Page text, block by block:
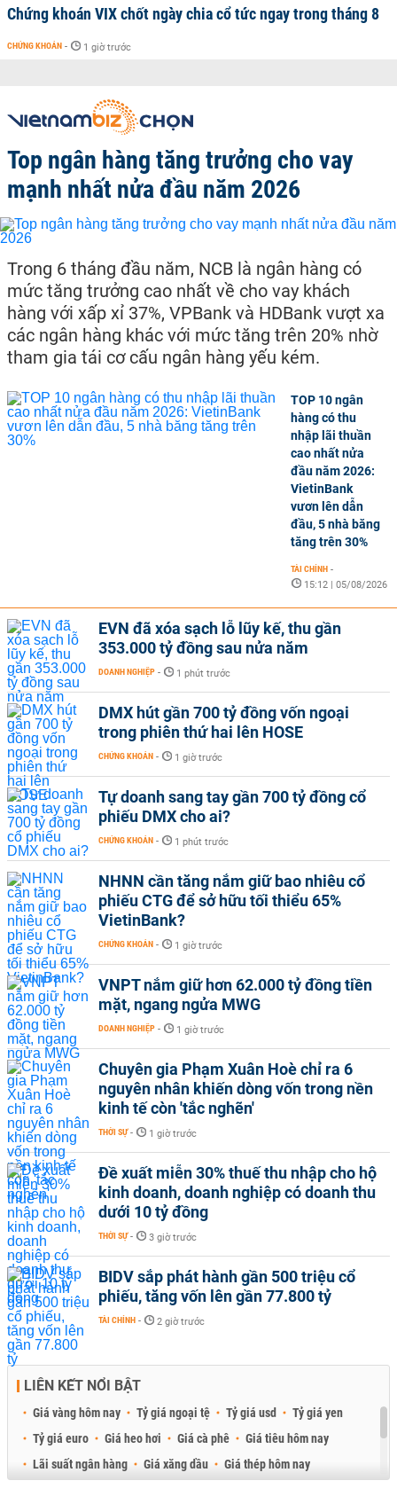
Chứng khoán VIX chốt ngày chia cổ tức ngay trong tháng 8
CHỨNG KHOÁN - 1 giờ trước
Top ngân hàng tăng trưởng cho vay
mạnh nhất nửa đầu năm 2026
Trong 6 tháng đầu năm, NCB là ngân hàng có
mức tăng trưởng cao nhất về cho vay khách
hàng với xấp xỉ 37%, VPBank và HDBank vượt xa
các ngân hàng khác với mức tăng trên 20% nhờ
tham gia tái cơ cấu ngân hàng yếu kém.
TOP 10 ngân
hàng có thu
nhập lãi thuần
cao nhất nửa
đầu năm 2026:
VietinBank
vươn lên dẫn
đầu, 5 nhà băng
tăng trên 30%
TÀI CHÍNH -
15:12 | 05/08/2026
EVN đã xóa sạch lỗ lũy kế, thu gần
353.000 tỷ đồng sau nửa năm
DOANH NGHIỆP - 1 phút trước
DMX hút gần 700 tỷ đồng vốn ngoại
trong phiên thứ hai lên HOSE
CHỨNG KHOÁN - 1 giờ trước
Tự doanh sang tay gần 700 tỷ đồng cổ
phiếu DMX cho ai?
CHỨNG KHOÁN - 1 phút trước
NHNN cần tăng nắm giữ bao nhiêu cổ
phiếu CTG để sở hữu tối thiểu 65%
VietinBank?
CHỨNG KHOÁN - 1 giờ trước
VNPT nắm giữ hơn 62.000 tỷ đồng tiền
mặt, ngang ngửa MWG
DOANH NGHIỆP - 1 giờ trước
Chuyên gia Phạm Xuân Hoè chỉ ra 6
nguyên nhân khiến dòng vốn trong nền
kinh tế còn 'tắc nghẽn'
THỜI SỰ - 1 giờ trước
Đề xuất miễn 30% thuế thu nhập cho hộ
kinh doanh, doanh nghiệp có doanh thu
dưới 10 tỷ đồng
THỜI SỰ - 3 giờ trước
BIDV sắp phát hành gần 500 triệu cổ
phiếu, tăng vốn lên gần 77.800 tỷ
TÀI CHÍNH - 2 giờ trước
LIÊN KẾT NỔI BẬT
Giá vàng hôm nay Tỷ giá ngoại tệ Tỷ giá usd
Tỷ giá yen
Tỷ giá euro
Giá heo hơi Giá cà phê
Giá tiêu hôm nay
Lãi suất ngân hàng
Giá xăng dầu
Giá thép hôm nay